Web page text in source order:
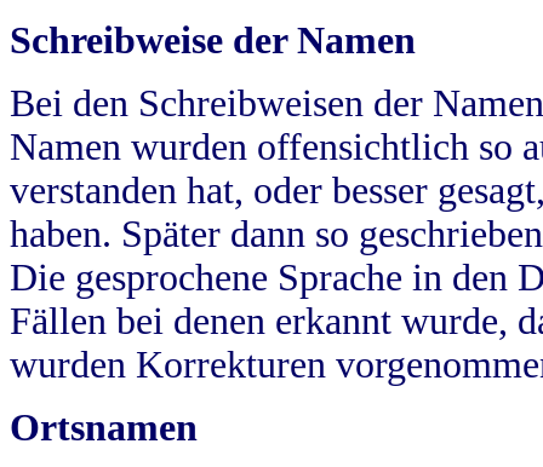
Schreibweise der Namen
Bei den Schreibweisen der
Namen wurden offensichtlich so
verstanden hat, oder besser
haben. Später dann so
Die gesprochene Sprache in
Fällen bei denen erkannt wurde,
wurden Korrekturen
Ortsnamen